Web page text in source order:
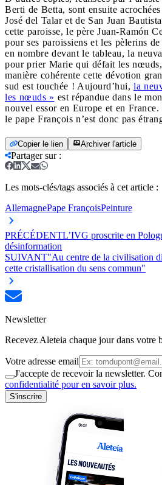
Berti de Betta, sont ensuite
José del Talar et de San Juan
cette paroisse, le père Juan-Ramón
pour ses paroissiens et les pèlerins
en nombre devant le tableau, la
pour prier Marie qui défait les
manière cohérente cette dévotion
sud est touchée ! Aujourd’hui, la
les nœuds » est répandue dans le
nouvel essor en Europe et en
le pape François n’est donc pas
Copier le lien Archiver l'article
Partager sur:
Les mots-clés/tags associés à cet article :
AllemagnePape FrançoisPeinture
PRÉCÉDENTL’IVG proscrite en
désinformation
SUIVANT"Au centre de la civilisation
cette cristallisation du sens commun"
Newsletter
Recevez Aleteia chaque jour dans votre
Votre adresse email
J'accepte de recevoir la newsletter.
confidentialité pour en savoir plus.
S'inscrire